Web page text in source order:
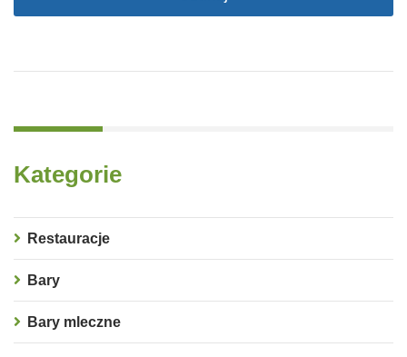
Kategorie
Restauracje
Bary
Bary mleczne